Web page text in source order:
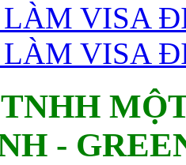
VISA
VISA
-